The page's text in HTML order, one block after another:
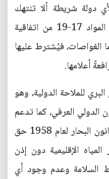
دولة شريطة ألا تنتهك
الشروط المنصوص عليها في المواد 17-19 من اتفاقية
الغواصات، فيُشترط عليها
أعلامها.
للملاحة الدولية، وهو
العرفي، كما تدعم
المادة 16- رابعا من اتفاقية قانون البحار لعام 1958 حق
الإقليمية دون إذن
السلامة وعدم وجود أي